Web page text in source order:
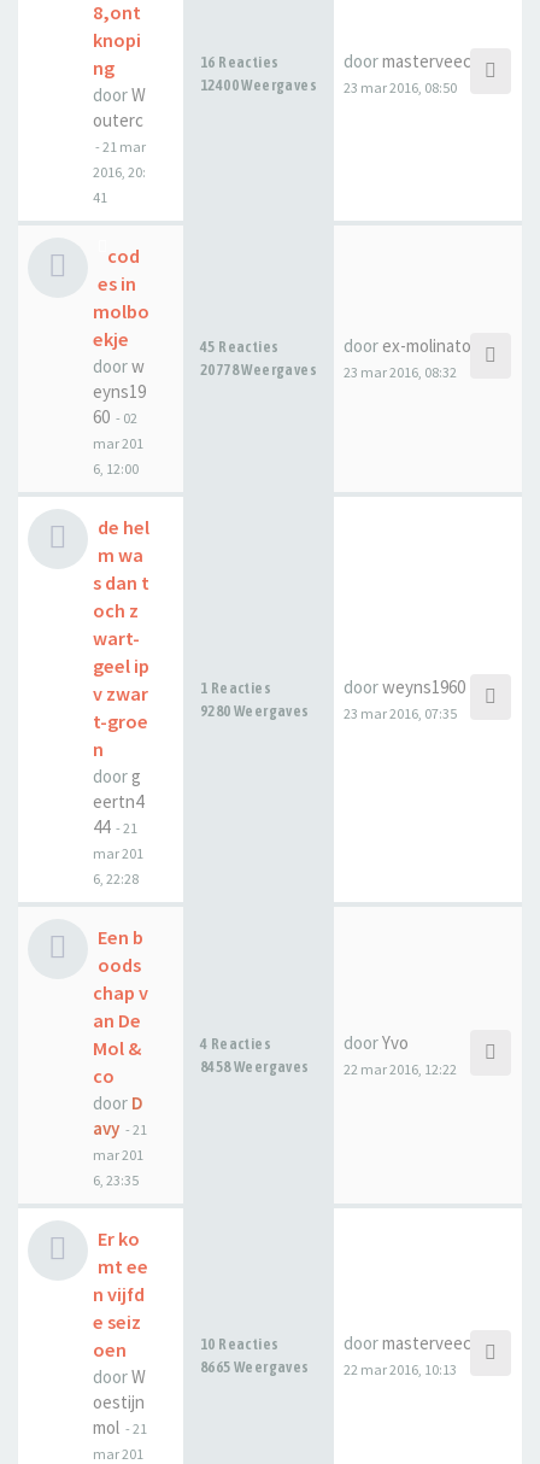
8,ont
knopi
ng
doorW
outerc
- 21 mar
2016, 20:
41
16 Reacties
12400 Weergaves
doormasterveecee
23 mar 2016, 08:50
cod
es in
molbo
ekje
doorw
eyns19
60 - 02
mar 201
6, 12:00
45 Reacties
20778 Weergaves
door ex-molinator
23 mar 2016, 08:32
de hel
m wa
s dan t
och z
wart-
geel ip
v zwar
t-groe
n
door g
eertn4
44 - 21
mar 201
6, 22:28
1 Reacties
9280 Weergaves
doorweyns1960
23 mar 2016, 07:35
Een b
oods
chap v
an De
Mol &
co
door D
avy - 21
mar 201
6, 23:35
4 Reacties
8458 Weergaves
doorYvo
22 mar 2016, 12:22
Er ko
mt ee
n vijfd
e seiz
oen
doorW
oestijn
mol - 21
mar 201
10 Reacties
8665 Weergaves
doormasterveecee
22 mar 2016, 10:13